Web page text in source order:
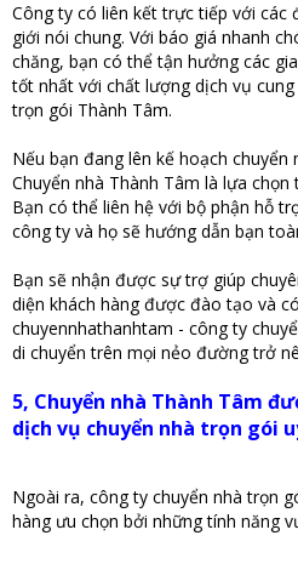
Công ty có liên kết trực tiếp với các
giới nói chung. Với báo giá nhanh
chăng, bạn có thể tận hưởng các
tốt nhất với chất lượng dịch vụ
trọn gói Thành Tâm.
Nếu bạn đang lên kế hoạch chuyển
Chuyển nhà Thành Tâm là lựa
Bạn có thể liên hệ với bộ phận hỗ
công ty và họ sẽ hướng dẫn bạn
Bạn sẽ nhận được sự trợ giúp
diện khách hàng được đào tạo và
chuyennhathanhtam - công ty
di chuyển trên mọi nẻo đường trở
5, Chuyển nhà Thành Tâm
dịch vụ chuyển nhà trọn gói
Ngoài ra, công ty chuyển nhà trọn
hàng ưu chọn bởi những tính năng